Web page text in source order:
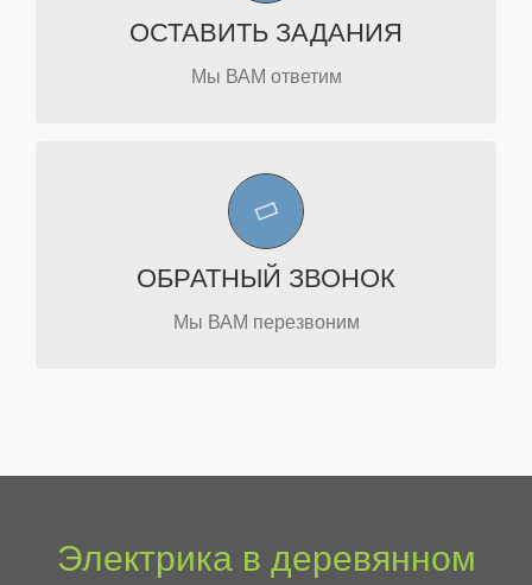
ОСТАВИТЬ ЗАДАНИЯ
Мы ВАМ ответим
Хотите мы вам перезвоним в течение
рабочего дня.
ОБРАТНЫЙ ЗВОНОК
Мы ВАМ перезвоним
Хотите мы вам перезвоним в течение
рабочего дня.
ПЕРЕЗВОНИТЬ
Электрика в деревянном